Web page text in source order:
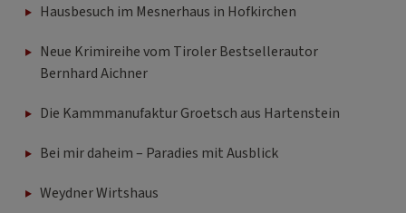
Hausbesuch im Mesnerhaus in Hofkirchen
Neue Krimireihe vom Tiroler Bestsellerautor
Bernhard Aichner
Die Kammmanufaktur Groetsch aus Hartenstein
Bei mir daheim – Paradies mit Ausblick
Weydner Wirtshaus